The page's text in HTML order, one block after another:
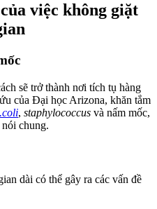
việc không giặt
sẽ trở thành nơi tích tụ hàng
của Đại học Arizona, khăn tắm
, staphylococcus và nấm mốc,
chung.
dài có thể gây ra các vấn đề